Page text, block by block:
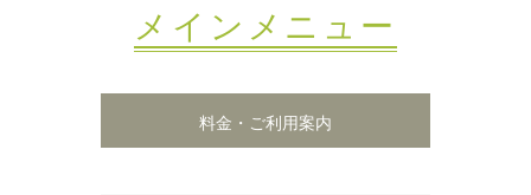
メインメニュー
料金・ご利用案内